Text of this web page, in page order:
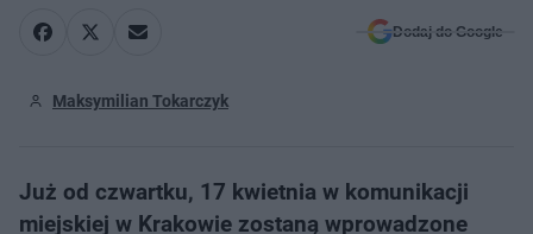
Dodaj do Google
Maksymilian Tokarczyk
Już od czwartku, 17 kwietnia w komunikacji
miejskiej w Krakowie zostaną wprowadzone